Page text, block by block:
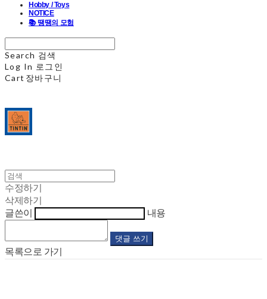
Hobby / Toys
NOTICE
📚 땡땡의 모험
Search 검색
Log In 로그인
Cart 장바구니
수정하기
삭제하기
글쓴이
내용
댓글 쓰기
목록으로 가기